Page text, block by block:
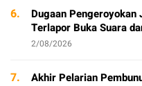
6.
Dugaan Pengeroyokan
Terlapor Buka Suara
2/08/2026
7.
Akhir Pelarian